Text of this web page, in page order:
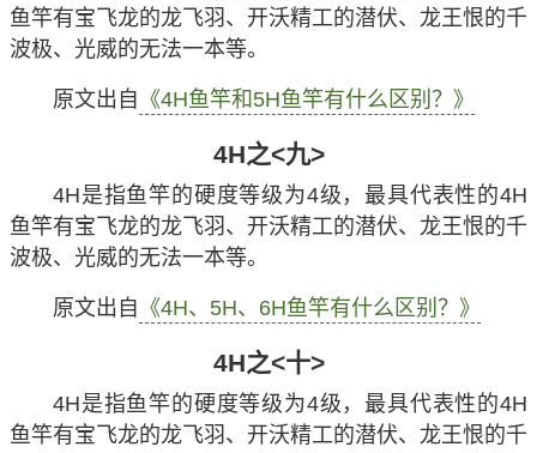
鱼竿有宝飞龙的龙飞羽、开沃精工的潜伏、龙王恨的千
波极、光威的无法一本等。
原文出自 《4H鱼竿和5H鱼竿有什么区别？》
4H之<九>
4H是指鱼竿的硬度等级为4级，最具代表性的4H
鱼竿有宝飞龙的龙飞羽、开沃精工的潜伏、龙王恨的千
波极、光威的无法一本等。
原文出自 《4H、5H、6H鱼竿有什么区别？》
4H之<十>
4H是指鱼竿的硬度等级为4级，最具代表性的4H
鱼竿有宝飞龙的龙飞羽、开沃精工的潜伏、龙王恨的千